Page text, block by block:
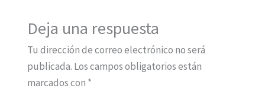
e
l
E
v
Deja una respuesta
Tu dirección de correo electrónico no será
publicada. Los campos obligatorios están
marcados con *